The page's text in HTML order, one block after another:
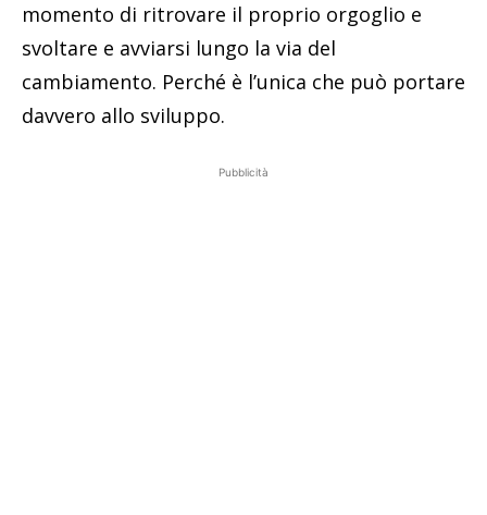
momento di ritrovare il proprio orgoglio e
svoltare e avviarsi lungo la via del
cambiamento. Perché è l’unica che può portare
davvero allo sviluppo.
Pubblicità